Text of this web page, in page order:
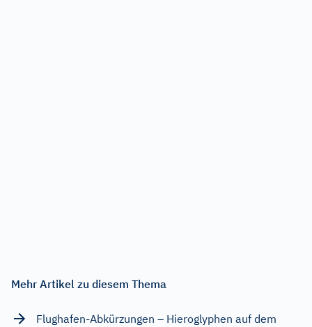
Mehr Artikel zu diesem Thema
Flughafen-Abkürzungen – Hieroglyphen auf dem